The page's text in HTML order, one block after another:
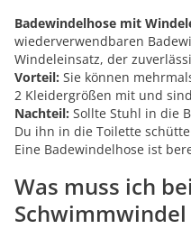
Badewindelhose mit
wiederverwendbaren
Windeleinsatz, der
Vorteil: Sie können
2 Kleidergrößen mit und
Nachteil: Sollte Stuhl in die
Du ihn in die Toilette
Eine Badewindelhose ist
Was muss ich